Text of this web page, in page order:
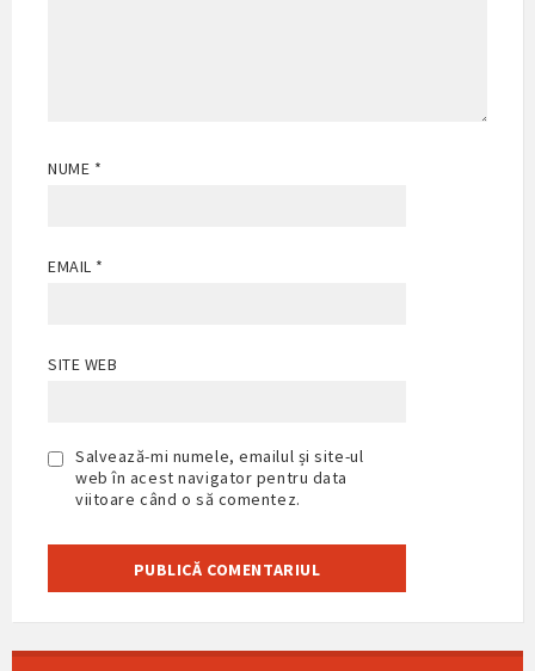
NUME *
EMAIL *
SITE WEB
Salvează-mi numele, emailul și site-ul
web în acest navigator pentru data
viitoare când o să comentez.